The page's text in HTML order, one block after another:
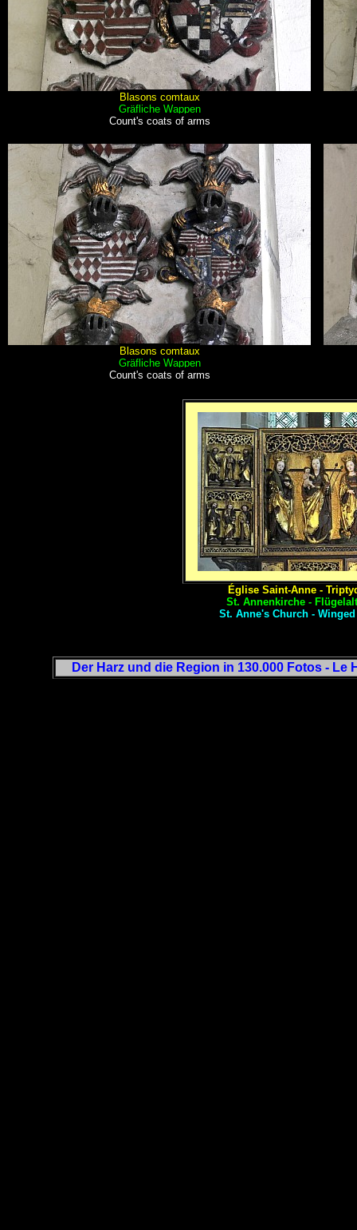
Blasons comtaux
Gräfliche Wappen
Count's coats of arms
Blasons comtaux
Gräfliche Wappen
Count's coats of arms
Église Saint-Anne -
St. Annenkirche -
St. Anne's Church -
Der Harz und die Region in 130.000 Fotos - Le